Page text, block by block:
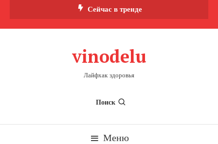
Сейчас в тренде
vinodelu
Лайфхак здоровья
Поиск
Меню